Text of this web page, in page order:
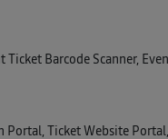
Barcode Scanner,
Portal, Ticket Website